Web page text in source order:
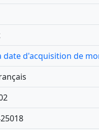
date d'acquisition de